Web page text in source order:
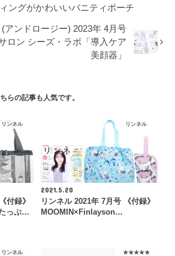
ングがかわいいバニティポーチ
(アンドロージー) 2023年 4月号
ロン シーズ・ラボ「導入ケア
美顔器」
らの記事も人気です。
リンネル
付録》
っぷ…
リンネル
2021.5.20
リンネル 2021年 7月号 《付録》
MOOMIN×Finlayson…
リンネル ★★★★★